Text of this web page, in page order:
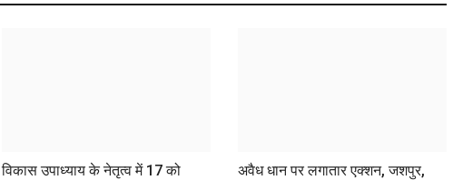
विकास उपाध्याय के नेतृत्व में 17 को
अवैध धान पर लगातार एक्शन, जशपुर,